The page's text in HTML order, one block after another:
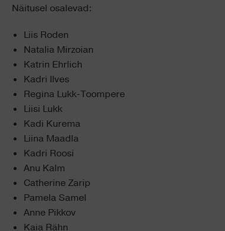
Näitusel osalevad:
Liis Roden
Natalia Mirzoian
Katrin Ehrlich
Kadri Ilves
Regina Lukk-Toompere
Liisi Lukk
Kadi Kurema
Liina Maadla
Kadri Roosi
Anu Kalm
Catherine Zarip
Pamela Samel
Anne Pikkov
Kaia Rähn